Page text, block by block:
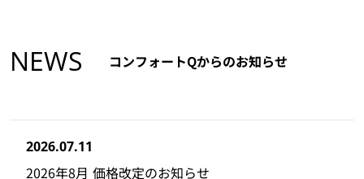
NEWS コンフォートQからのお知らせ
2026.07.11
2026年8月 価格改定のお知らせ